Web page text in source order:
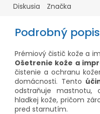
Diskusia Značka
Podrobný popis
Prémiový čistič kože a
Ošetrenie kože a
čistenie a ochranu
domácnosti. Tento
odstraňuje
hladkej kože, pričom
pred starnutím.